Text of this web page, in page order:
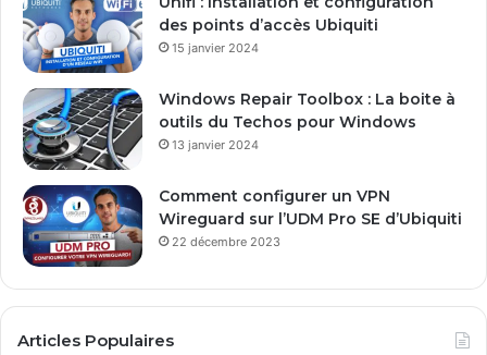
m
a
des points d’accès Ubiquiti
15 janvier 2024
Windows Repair Toolbox : La boite à
outils du Techos pour Windows
13 janvier 2024
Comment configurer un VPN
Wireguard sur l’UDM Pro SE d’Ubiquiti
22 décembre 2023
Articles Populaires